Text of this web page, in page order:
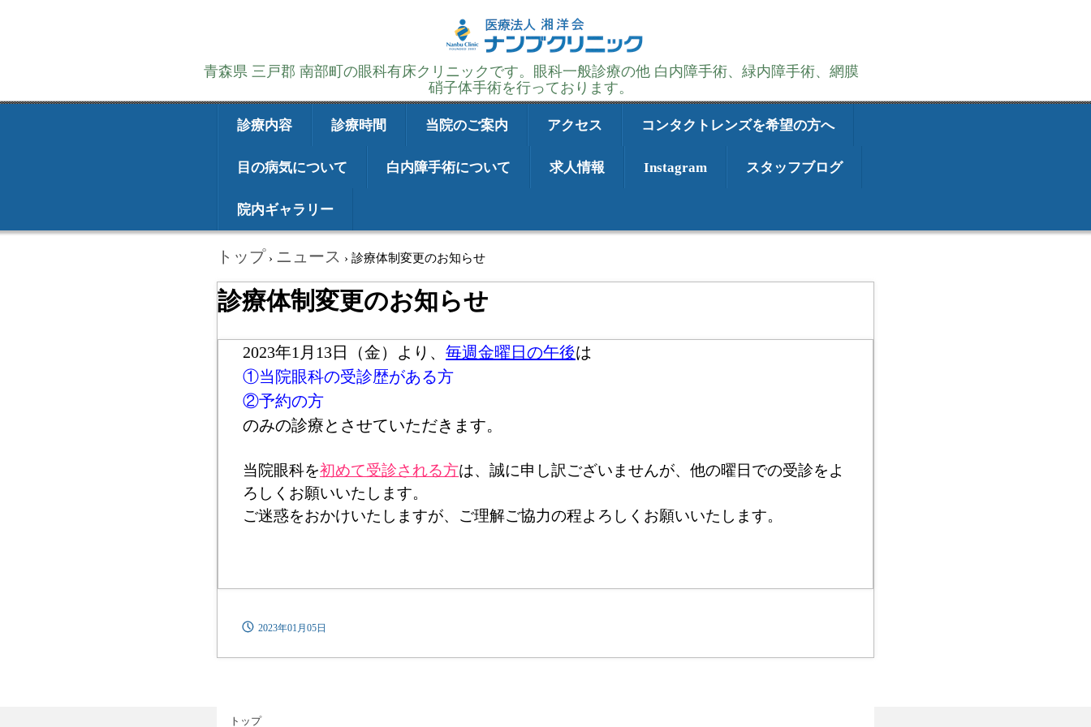
青森県 三戸郡 南部町の眼科有床クリニックです。眼科一般診療の他 白内障手術、緑内障手術、網膜
硝子体手術を行っております。
診療内容 診療時間 当院のご案内 アクセス コンタクトレンズを希望の方へ
目の病気について 白内障手術について 求人情報 Instagram スタッフブログ
院内ギャラリー
トップ › ニュース › 診療体制変更のお知らせ
診療体制変更のお知らせ
2023年1月13日（金）より、 毎週金曜日の午後は
①当院眼科の受診歴がある方
②予約の方
のみの診療とさせていただきます。
当院眼科を初めて受診される方は、誠に申し訳ございませんが、他の曜日での受診をよ
ろしくお願いいたします。
ご迷惑をおかけいたしますが、ご理解ご協力の程よろしくお願いいたします。
2023年01月05日
トップ